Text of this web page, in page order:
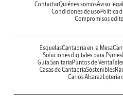
ContactarQuiénes somosAviso legal
Condiciones de uso Política
Compromisos
EsquelasCantabria en la Mesa
Soluciones digitales para Pymes
Guía Sanitaria Puntos de Venta
Casas de CantabriaSostenibles
Carlos AlcarazLotería